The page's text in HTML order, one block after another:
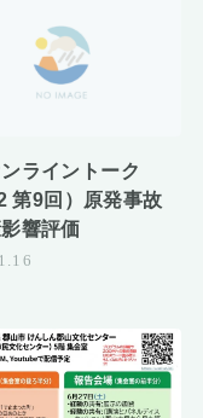
ライントーク
第9回）原発事故
響評価